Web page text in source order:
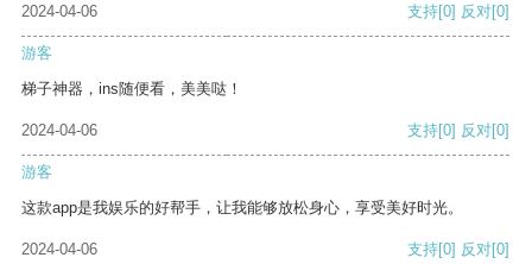
2024-04-06 支持[0] 反对[0]
游客
梯子神器，ins随便看，美美哒！
2024-04-06 支持[0] 反对[0]
游客
这款app是我娱乐的好帮手，让我能够放松身心，享受美好时光。
2024-04-06 支持[0] 反对[0]